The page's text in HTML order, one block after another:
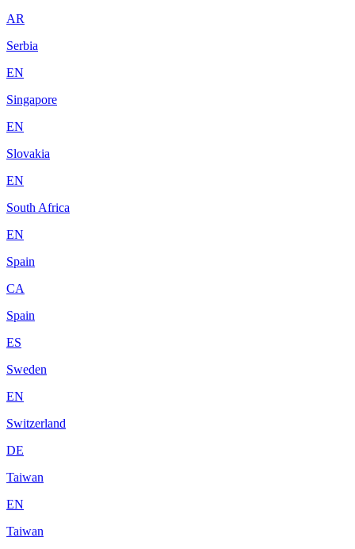
AR
Serbia
EN
Singapore
EN
Slovakia
EN
South Africa
EN
Spain
CA
Spain
ES
Sweden
EN
Switzerland
DE
Taiwan
EN
Taiwan